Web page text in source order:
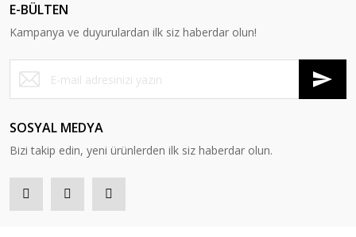
E-BÜLTEN
Kampanya ve duyurulardan ilk siz haberdar olun!
SOSYAL MEDYA
Bizi takip edin, yeni ürünlerden ilk siz haberdar olun.